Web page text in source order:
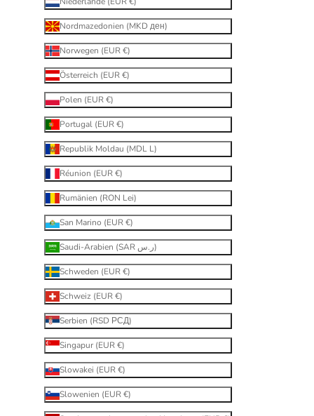
Nordmazedonien (MKD ден)
Norwegen (EUR €)
Österreich (EUR €)
Polen (EUR €)
Portugal (EUR €)
Republik Moldau (MDL L)
Réunion (EUR €)
Rumänien (RON Lei)
San Marino (EUR €)
Saudi-Arabien (SAR ر.س)
Schweden (EUR €)
Schweiz (EUR €)
Serbien (RSD РСД)
Singapur (EUR €)
Slowakei (EUR €)
Slowenien (EUR €)